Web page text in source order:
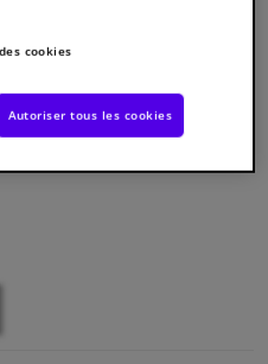
cookies
Autoriser tous les cookies